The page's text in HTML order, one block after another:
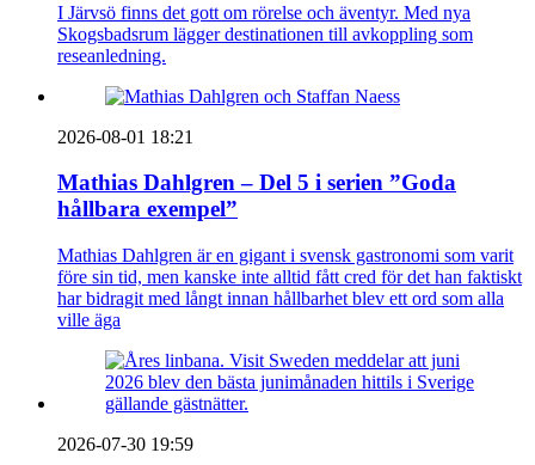
I Järvsö finns det gott om rörelse och äventyr. Med nya
Skogsbadsrum lägger destinationen till avkoppling som
reseanledning.
2026-08-01 18:21
Mathias Dahlgren – Del 5 i serien ”Goda
hållbara exempel”
Mathias Dahlgren är en gigant i svensk gastronomi som varit
före sin tid, men kanske inte alltid fått cred för det han faktiskt
har bidragit med långt innan hållbarhet blev ett ord som alla
ville äga
2026-07-30 19:59